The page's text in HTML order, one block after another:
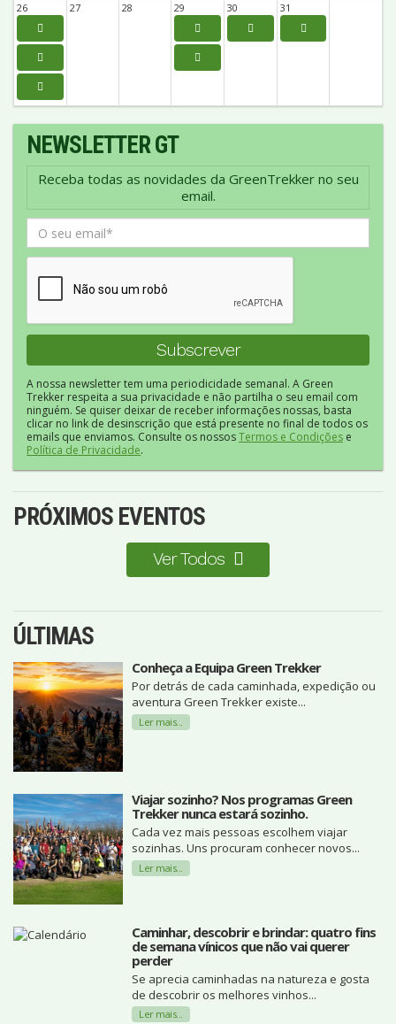
26 27 28 29 30 31
NEWSLETTER GT
Receba todas as novidades da GreenTrekker no seu
email.
A nossa newsletter tem uma periodicidade semanal. A Green
Trekker respeita a sua privacidade e não partilha o seu email com
ninguém. Se quiser deixar de receber informações nossas, basta
clicar no link de desinscrição que está presente no final de todos os
emails que enviamos. Consulte os nossosTermos e Condições e
Política de Privacidade.
PRÓXIMOS EVENTOS
Ver Todos
ÚLTIMAS
Conheça a Equipa Green Trekker
Por detrás de cada caminhada, expedição ou
aventura Green Trekker existe...
Ler mais...
Viajar sozinho? Nos programas Green
Trekker nunca estará sozinho.
Cada vez mais pessoas escolhem viajar
sozinhas. Uns procuram conhecer novos...
Ler mais...
Caminhar, descobrir e brindar: quatro fins
de semana vínicos que não vai querer
perder
Se aprecia caminhadas na natureza e gosta
de descobrir os melhores vinhos...
Ler mais...